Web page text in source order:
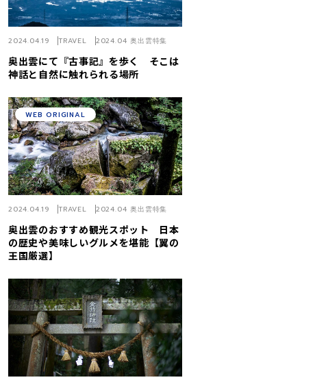
奥出雲にて『古事記』を歩く そこは
神話と自然に触れられる場所
2024.04.19 TRAVEL 2024.04 奥出雲特集
奥出雲のおすすめ観光スポット 日本
の歴史や美味しいグルメを堪能【翼の
王国厳選】
2024.04.19 TRAVEL 2024.04 奥出雲特集
WEB ORIGINAL